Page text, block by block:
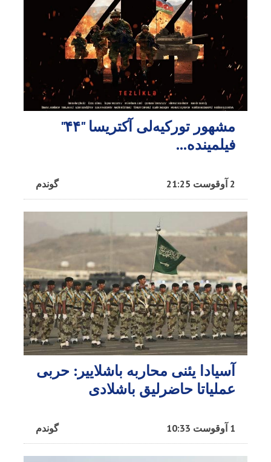
مشهور تورکیه‌لی آکتریسا "۴۴"
فیلمینده...
گوندم 2 آوقوست 21:25
آسیادا یئنی محاربه باشلاییر: حربی
عملیاتا حاضرلیق باشلادی
گوندم 1 آوقوست 10:33